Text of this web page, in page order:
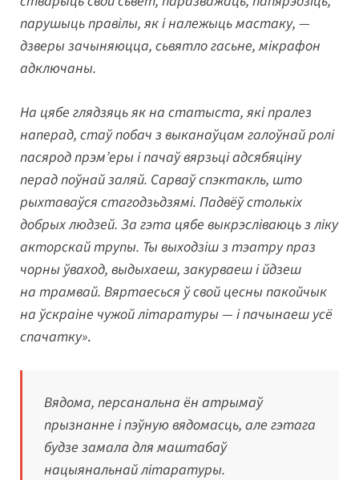
парушыць правілы, як і належыць мастаку, —
дзверы зачыняюцца, сьвятло гасьне, мікрафон
адключаны.
На цябе глядзяць як на статыста, які пралез
наперад, стаў побач з выканаўцам галоўнай ролі
пасярод прэм’еры і пачаў вярзьці адсябяціну
перад поўнай заляй. Сарваў спэктакль, што
рыхтаваўся стагодзьдзямі. Падвёў столькіх
добрых людзей. За гэта цябе выкрэсліваюць з ліку
акторскай трупы. Ты выходзіш з тэатру праз
чорны ўваход, выдыхаеш, закурваеш і йдзеш
на трамвай. Вяртаесься ў свой цесны пакойчык
на ўскраіне чужой літаратуры — і пачынаеш усё
спачатку».
Вядома, персанальна ён атрымаў
прызнанне і пэўную вядомасць, але гэтага
будзе замала для маштабаў
нацыянальнай літаратуры.